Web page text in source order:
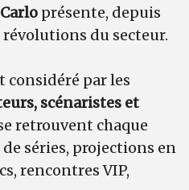
présente, depuis
du secteur.
par les
scénaristes et
retrouvent chaque
séries, projections en
rencontres VIP,